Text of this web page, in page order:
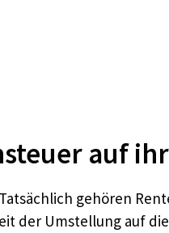
auf
gehören
der Umstellung auf